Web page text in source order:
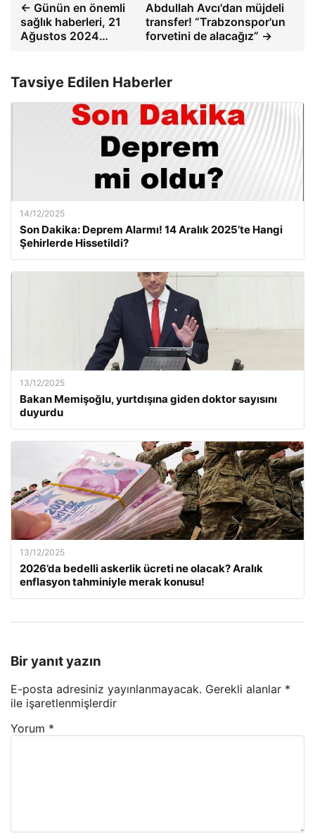
← Günün en önemli
sağlık haberleri, 21
Ağustos 2024…
Abdullah Avcı'dan müjdeli
transfer! “Trabzonspor'un
forvetini de alacağız” →
Tavsiye Edilen Haberler
14/12/2025
Son Dakika: Deprem Alarmı! 14 Aralık 2025’te Hangi
Şehirlerde Hissetildi?
13/12/2025
Bakan Memişoğlu, yurtdışına giden doktor sayısını
duyurdu
13/12/2025
2026’da bedelli askerlik ücreti ne olacak? Aralık
enflasyon tahminiyle merak konusu!
Bir yanıt yazın
E-posta adresiniz yayınlanmayacak. Gerekli alanlar *
ile işaretlenmişlerdir
Yorum *